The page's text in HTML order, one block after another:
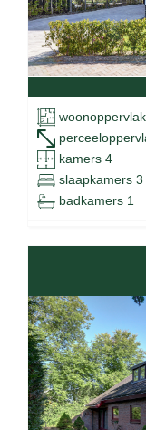
kamers 4
slaapkamers 3
badkamers 1